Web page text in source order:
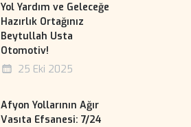
Yol Yardım ve Geleceğe
Hazırlık Ortağınız
Beytullah Usta
Otomotiv!
25 Eki 2025
Afyon Yollarının Ağır
Vasıta Efsanesi: 7/24